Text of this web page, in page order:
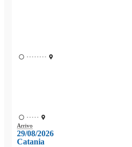
••••••••
•••••
Arrivo
29/08/2026
Catania